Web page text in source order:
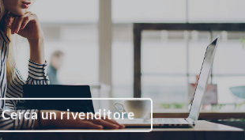
Cerca un rivenditore